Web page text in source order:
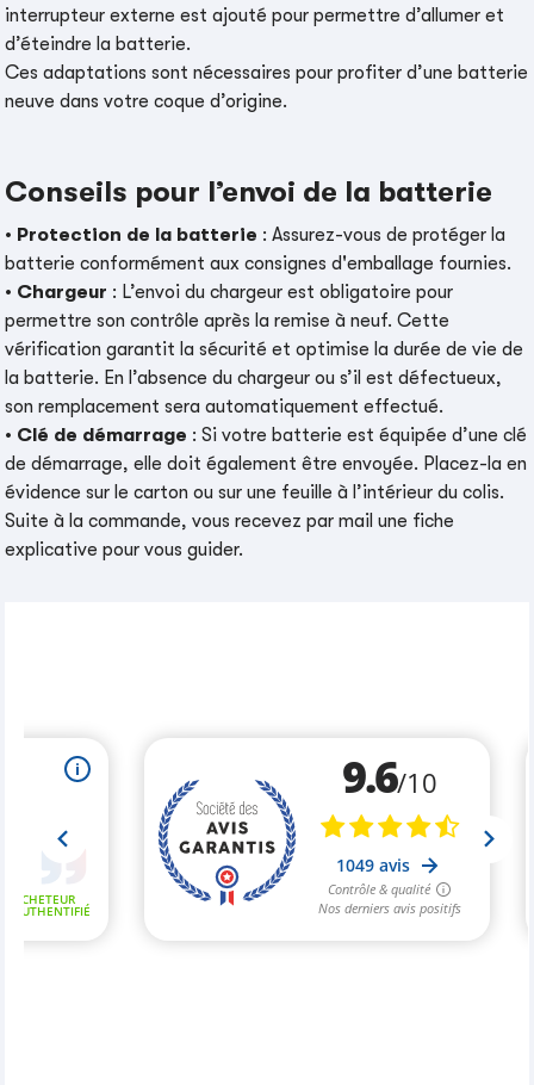
interrupteur externe est ajouté pour permettre d’allumer et
d’éteindre la batterie.
Ces adaptations sont nécessaires pour profiter d’une batterie
neuve dans votre coque d’origine.
Conseils pour l’envoi de la batterie
• Protection de la batterie : Assurez-vous de protéger la
batterie conformément aux consignes d'emballage fournies.
• Chargeur : L’envoi du chargeur est obligatoire pour
permettre son contrôle après la remise à neuf. Cette
vérification garantit la sécurité et optimise la durée de vie de
la batterie. En l’absence du chargeur ou s’il est défectueux,
son remplacement sera automatiquement effectué.
• Clé de démarrage : Si votre batterie est équipée d’une clé
de démarrage, elle doit également être envoyée. Placez-la en
évidence sur le carton ou sur une feuille à l’intérieur du colis.
Suite à la commande, vous recevez par mail une fiche
explicative pour vous guider.